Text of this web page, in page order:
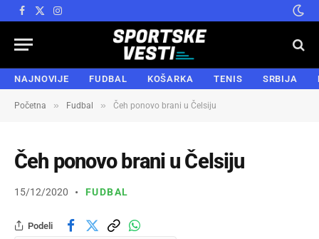
Facebook
X
Instagram
NAJNOVIJE FUDBAL KOŠARKA TENIS SRBIJA
Početna » Fudbal » Čeh ponovo brani u Čelsiju
Čeh ponovo brani u Čelsiju
15/12/2020 FUDBAL
Podeli